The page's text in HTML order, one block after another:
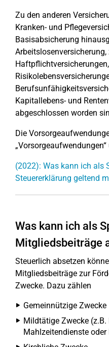
Zu den anderen
Kranken- und
Basisabsicherung
Kapitallebens- und
abgeschlossen worden
Die
(2022): Was kann ich als
Steuererklärung geltend
Was kann ich als
Mitgliedsbeiträge
Steuerlich absetzen
Mitgliedsbeiträge zur
Zwecke. Dazu zählen
Gemeinnützige Zwecke
Mildtätige Zwecke
Mahlzeitendienste